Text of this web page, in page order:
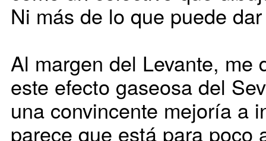
Ni más de lo que puede
Al margen del Levante, me
este efecto gaseosa del
una convincente mejoría a
parece que está para poco